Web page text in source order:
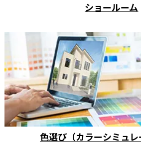
ショールーム
色選び（カラーシミュレ